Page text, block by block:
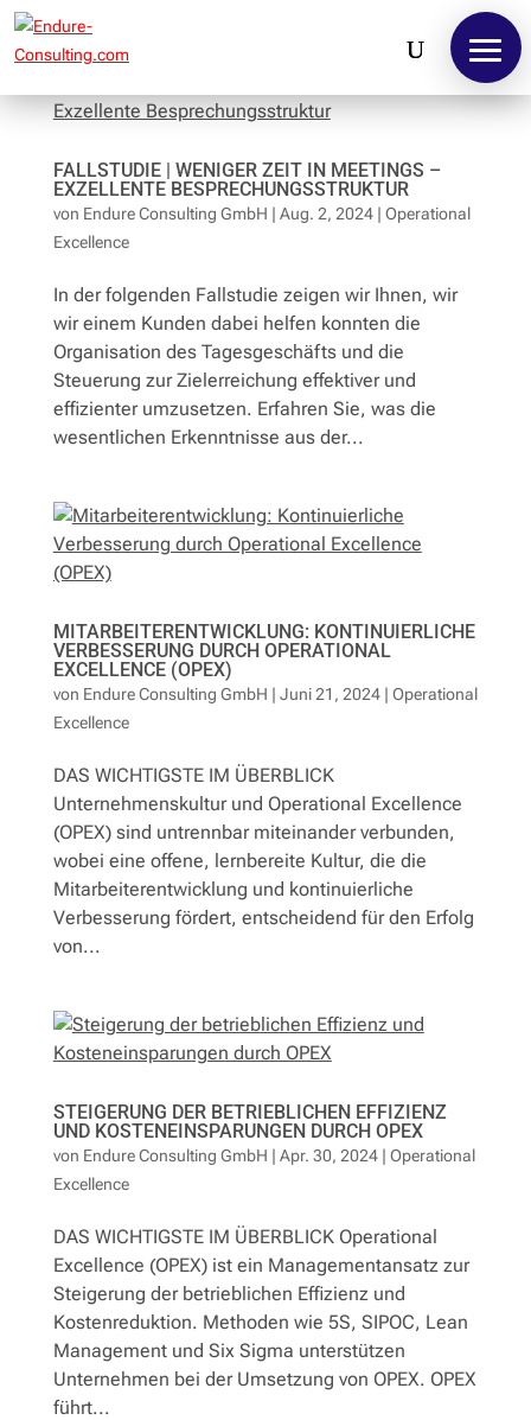
Leistungen
Referenzen
Newsletter
Kontakt
FALLSTUDIE | WENIGER ZEIT IN MEETINGS –
EXZELLENTE BESPRECHUNGSSTRUKTUR
von Endure Consulting GmbH | Aug. 2, 2024| Operational
Excellence
In der folgenden Fallstudie zeigen wir Ihnen, wir
wir einem Kunden dabei helfen konnten die
Organisation des Tagesgeschäfts und die
Steuerung zur Zielerreichung effektiver und
effizienter umzusetzen. Erfahren Sie, was die
wesentlichen Erkenntnisse aus der...
MITARBEITERENTWICKLUNG: KONTINUIERLICHE
VERBESSERUNG DURCH OPERATIONAL
EXCELLENCE (OPEX)
von Endure Consulting GmbH | Juni 21, 2024| Operational
Excellence
DAS WICHTIGSTE IM ÜBERBLICK
Unternehmenskultur und Operational Excellence
(OPEX) sind untrennbar miteinander verbunden,
wobei eine offene, lernbereite Kultur, die die
Mitarbeiterentwicklung und kontinuierliche
Verbesserung fördert, entscheidend für den Erfolg
von...
STEIGERUNG DER BETRIEBLICHEN EFFIZIENZ
UND KOSTENEINSPARUNGEN DURCH OPEX
von Endure Consulting GmbH | Apr. 30, 2024| Operational
Excellence
DAS WICHTIGSTE IM ÜBERBLICK Operational
Excellence (OPEX) ist ein Managementansatz zur
Steigerung der betrieblichen Effizienz und
Kostenreduktion. Methoden wie 5S, SIPOC, Lean
Management und Six Sigma unterstützen
Unternehmen bei der Umsetzung von OPEX. OPEX
führt...